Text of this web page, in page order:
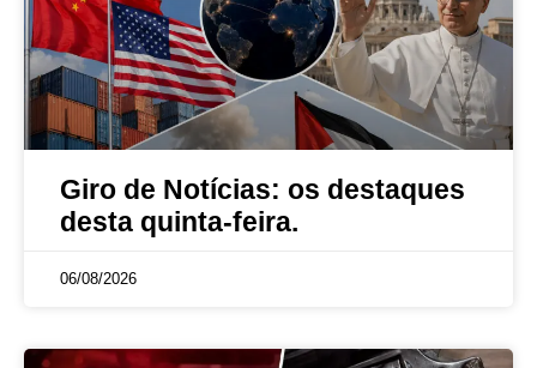
Giro de Notícias: os destaques
desta quinta-feira.
06/08/2026